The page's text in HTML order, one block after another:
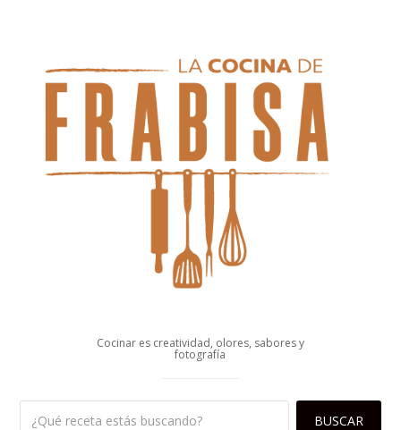
Cocinar es creatividad, olores, sabores y
fotografía